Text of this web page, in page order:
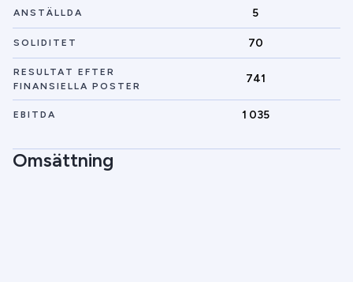
ANSTÄLLDA 5
SOLIDITET 70
RESULTAT EFTER
FINANSIELLA POSTER
741
EBITDA 1 035
Omsättning